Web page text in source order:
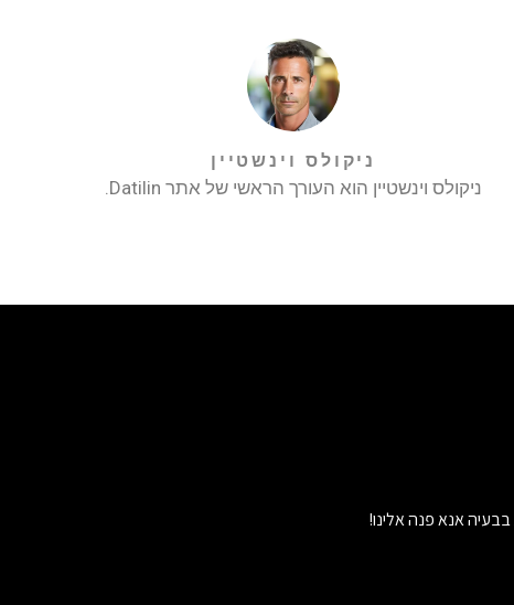
ניקולס וינשטיין
ניקולס וינשטיין הוא העורך הראשי של אתר Datilin.
אנא פנה אלינו!